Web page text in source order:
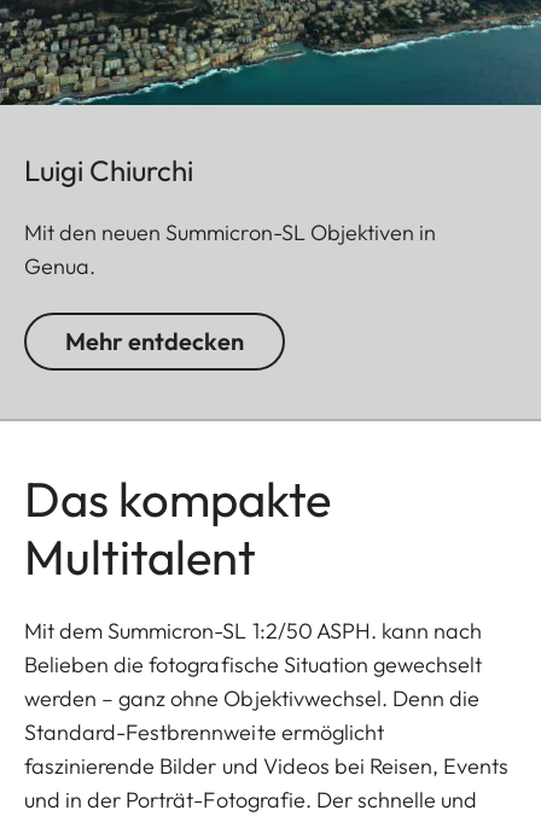
Luigi Chiurchi
Mit den neuen Summicron-SL Objektiven in
Genua.
Mehr entdecken
Das kompakte
Multitalent
Mit dem Summicron-SL 1:2/50 ASPH. kann nach
Belieben die fotografische Situation gewechselt
werden – ganz ohne Objektivwechsel. Denn die
Standard-Festbrennweite ermöglicht
faszinierende Bilder und Videos bei Reisen, Events
und in der Porträt-Fotografie. Der schnelle und